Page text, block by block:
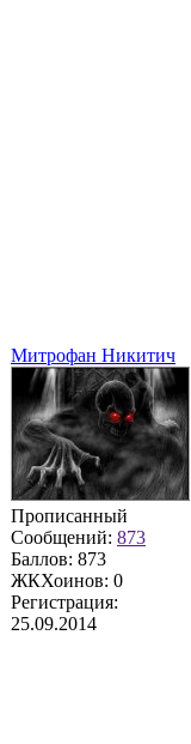
Митрофан Никитич
Прописанный
Сообщений: 873
Баллов: 873
ЖКХоинов: 0
Регистрация:
25.09.2014